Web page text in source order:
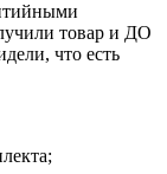
товар и ДО
что есть